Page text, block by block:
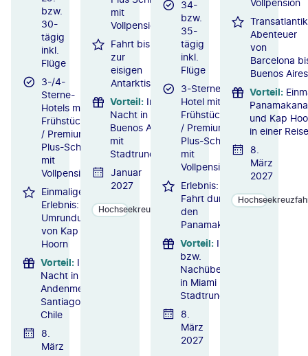
bzw.
30-
tägig
inkl.
Flüge
3-/4-
Sterne-
Hotels mit
Frühstück
/ Premium-
Plus-Schiff
mit
Vollpension
Einmaliges
Erlebnis:
Umrundung
von Kap
Hoorn
Vorteil: Inkl. 1
Nacht in der
Andenmetropole
Santiago de
Chile
8.
März
mit
Vollpension
Fahrt bis
zur
eisigen
Antarktis
Vorteil: Inkl. 1
Nacht in
Buenos Aires
mit
Stadtrundfahrt
Januar
2027
Hochseekreuzfahrten
34-
bzw.
35-
tägig
inkl.
Flüge
3-Sterne-
Hotel mit
Frühstück
/ Premium-
Plus-Schiff
mit
Vollpension
Erlebnis:
Fahrt durch
den
Panamakanal
Vorteil: Inkl. 1 Vor-
bzw.
Nachübernachtung
in Miami mit
Stadtrundfahrt
8.
März
2027
Abenteuer
von
Barcelona
Buenos Aires
Vorteil:
und Kap
in einer Reise
8.
März
2027